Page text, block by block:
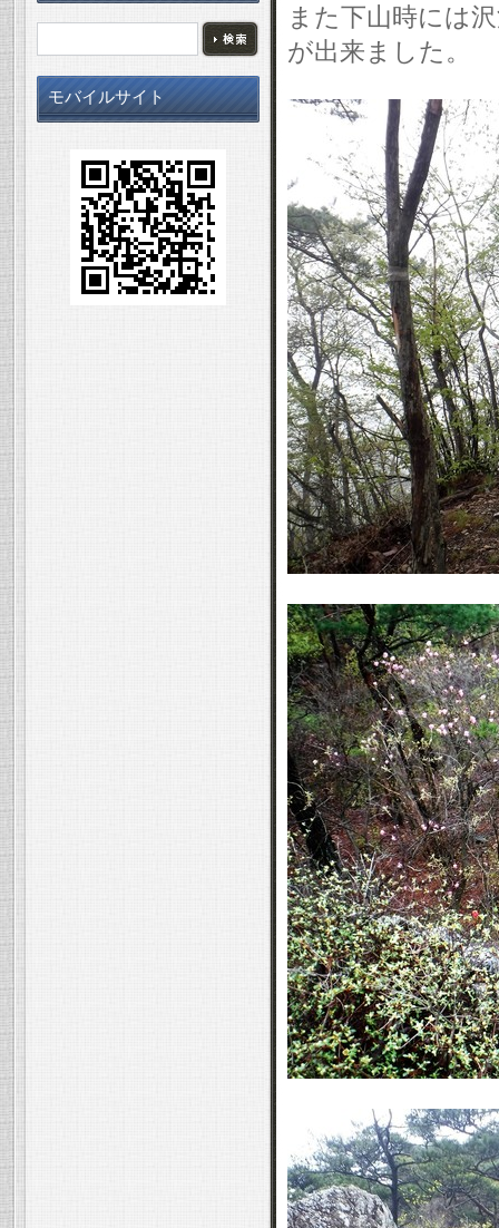
また下山時には
が出来ました。
モバイルサイト